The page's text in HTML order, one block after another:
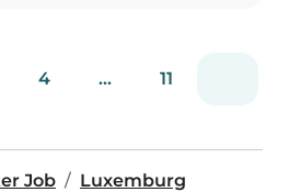
4 ... 11
Job Luxemburg